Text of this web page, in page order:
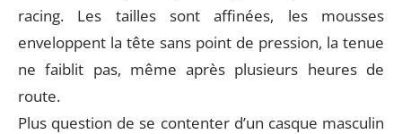
racing. Les tailles sont affinées, les mousses
enveloppent la tête sans point de pression, la tenue
ne faiblit pas, même après plusieurs heures de
route.
Plus question de se contenter d’un casque masculin